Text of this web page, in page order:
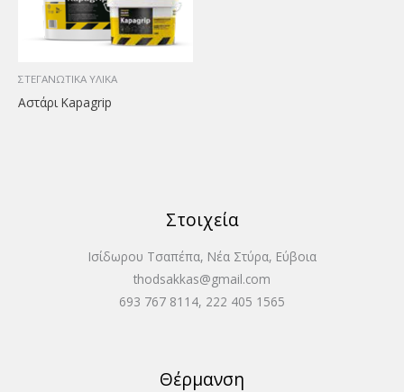
ΣΤΕΓΑΝΩΤΙΚΑ ΥΛΙΚΑ
Αστάρι Kapagrip
Στοιχεία
Ισίδωρου Τσαπέπα, Νέα Στύρα, Εύβοια
thodsakkas@gmail.com
693 767 8114, 222 405 1565
Θέρμανση